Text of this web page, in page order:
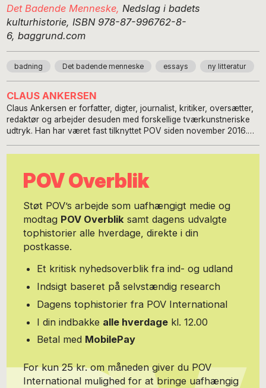
Det Badende Menneske,Nedslag i badets
kulturhistorie,ISBN 978-87-996762-8-
6,baggrund.com
badning Det badende menneske essays ny litteratur
CLAUS ANKERSEN
Claus Ankersen er forfatter, digter, journalist, kritiker, oversætter,
redaktør og arbejder desuden med forskellige tværkunstneriske
udtryk. Han har været fast tilknyttet POV siden november 2016.
og bestyrelsesmedlem i European Writers' Council. Han er
arbejder med et tværkunstnerisk og internationalt fokus. Udvalgt
materiale er oversat til svensk, finsk, estisk, russisk, polsk,
usbekisk, spansk, malayalam, makedonsk, græsk, tyrkisk,
portugisisk og kinesisk.
POV Overblik
Støt POV’s arbejde som uafhængigt medie og
modtag POV Overbliksamt dagens udvalgte
tophistorier alle hverdage, direkte i din
postkasse.
Et kritisk nyhedsoverblik fra ind- og udland
Indsigt baseret på selvstændig research
Dagens tophistorier fra POV International
I din indbakke alle hverdage kl. 12.00
Betal med MobilePay
For kun 25 kr. om måneden giver du POV
International mulighed for at bringe uafhængig